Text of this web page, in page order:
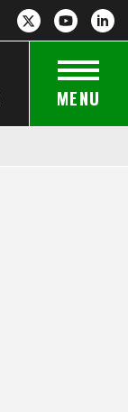
MENU